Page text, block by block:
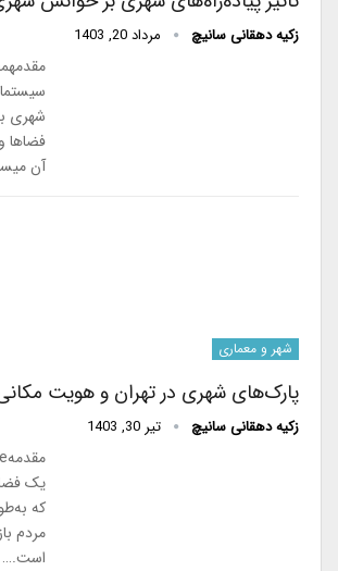
زکیه دهقانی سانیچ مرداد 20, 1403
شهری
فضاها و
آن
شهر و معماری
پارک‌های شهری در تهران و هویت
زکیه دهقانی سانیچ تیر 30, 1403
یک
که
مردم
است.…